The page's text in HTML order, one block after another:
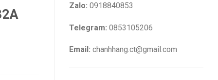
Zalo: 0918840853
Telegram: 0853105206
Email: chanhhang.ct@gmail.com